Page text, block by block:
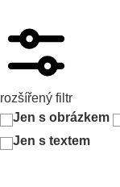
rozšířený filtr
Jen s obrázkem
Jen s textem